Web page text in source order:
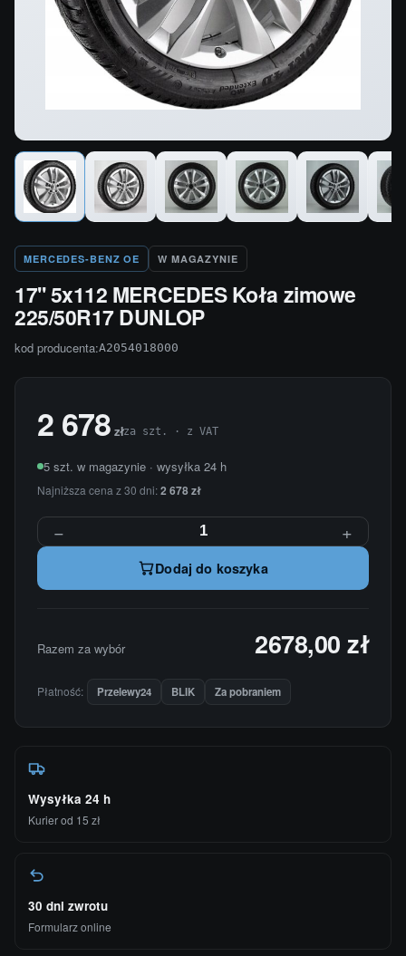
MERCEDES-BENZ OE W MAGAZYNIE
17'' 5x112 MERCEDES Koła zimowe
225/50R17 DUNLOP
kod producenta:A2054018000
2 678 złza szt. · z VAT
5 szt. w magazynie · wysyłka 24 h
Najniższa cena z 30 dni:2 678 zł
− +
Dodaj do koszyka
Razem za wybór 2678,00 zł
Płatność: Przelewy24 BLIK Za pobraniem
Wysyłka 24 h
Kurier od 15 zł
30 dni zwrotu
Formularz online